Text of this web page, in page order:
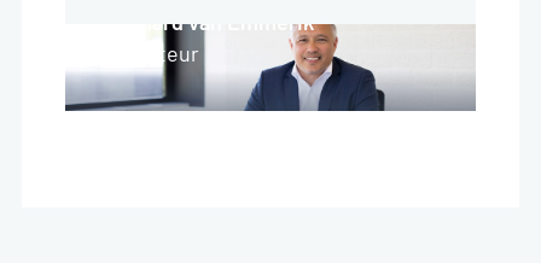
Richard van Emmerik
Directeur